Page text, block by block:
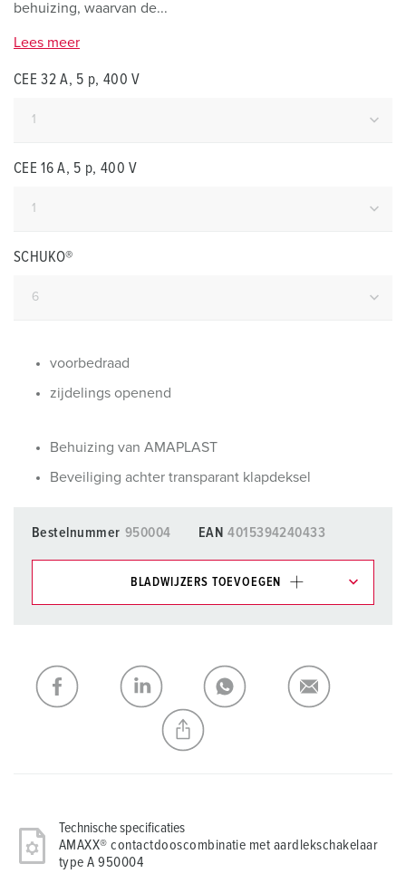
behuizing, waarvan de...
Lees meer
CEE 32 A, 5 p, 400 V
CEE 16 A, 5 p, 400 V
SCHUKO®
voorbedraad
zijdelings openend
Behuizing van AMAPLAST
Beveiliging achter transparant klapdeksel
Bestelnummer 950004 EAN 4015394240433
BLADWIJZERS TOEVOEGEN
Mijn lijst TOEVOEGEN
NIEUW LIJST MAKEN
Technische specificaties
AMAXX® contactdooscombinatie met aardlekschakelaar
type A 950004